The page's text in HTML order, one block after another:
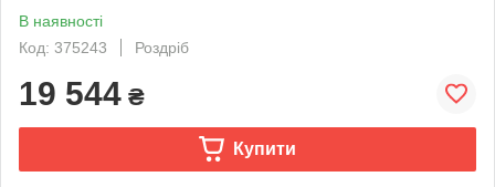
В наявності
Код: 375243
Роздріб
19 544 ₴
Купити